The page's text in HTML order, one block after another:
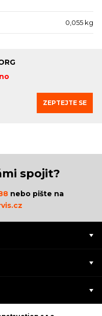
0,055 kg
ZEPTEJTE SE
spojit?
nebo pište na